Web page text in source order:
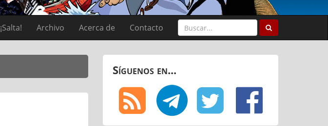
¡Salta! Archivo Acerca de Contacto
Síguenos en...